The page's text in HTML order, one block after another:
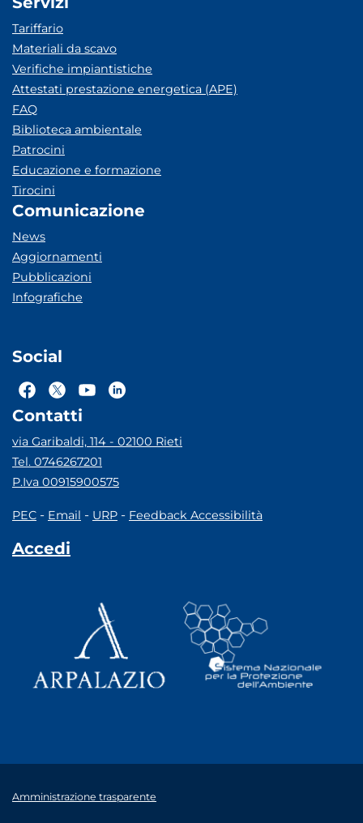
Tariffario
Materiali da scavo
Verifiche impiantistiche
Attestati prestazione energetica (APE)
FAQ
Biblioteca ambientale
Patrocini
Educazione e formazione
Tirocini
Comunicazione
News
Aggiornamenti
Pubblicazioni
Infografiche
Social
Contatti
via Garibaldi, 114 - 02100 Rieti
Tel. 0746267201
P.Iva 00915900575
PEC - Email - URP - Feedback Accessibilità
Accedi
Amministrazione trasparente